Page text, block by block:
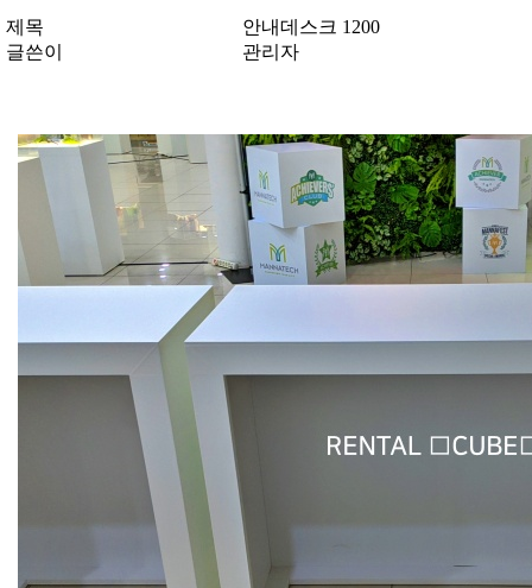
제목
안내데스크 1200
글쓴이
관리자